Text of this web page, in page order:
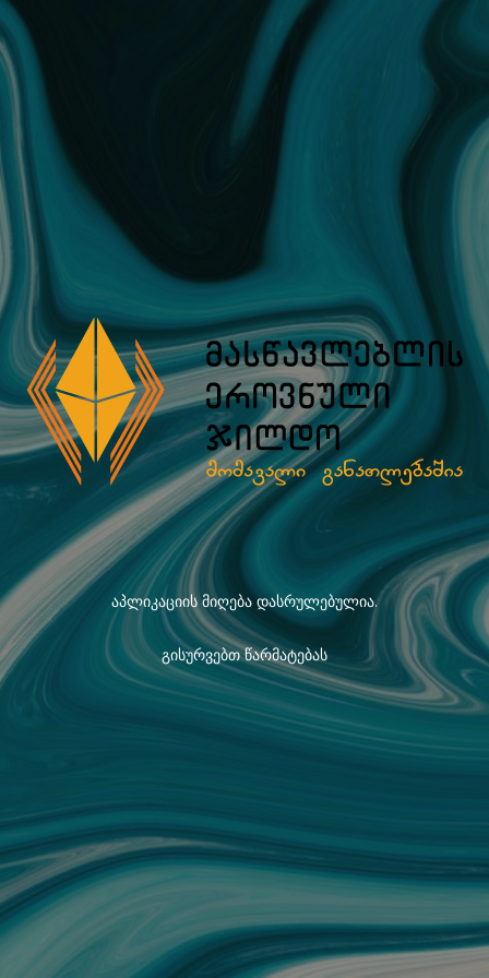
აპლიკაციის მიღება დასრულებულია.
გისურვებთ წარმატებას